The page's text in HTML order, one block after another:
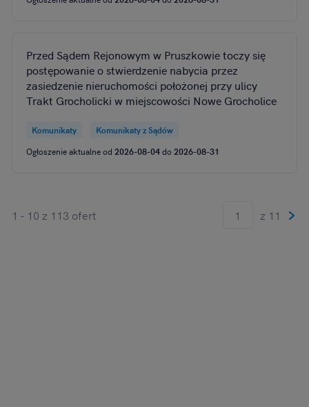
Przed Sądem Rejonowym w Pruszkowie toczy się
postępowanie o stwierdzenie nabycia przez
zasiedzenie nieruchomości położonej przy ulicy
Trakt Grocholicki w miejscowości Nowe Grocholice
Komunikaty
Komunikaty z Sądów
Ogłoszenie aktualne od 2026-08-04do 2026-08-31
1 - 10 z 113 ofert z 11